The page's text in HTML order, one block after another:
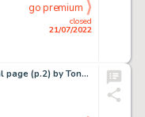
closed
21/07/2022
go premium
Blood Blister #2 - Original page (p.2) by Tony Harris - Size: 36 x 22 cm. - (2017)